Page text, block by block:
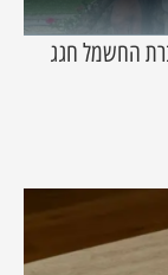
החשמל חגג